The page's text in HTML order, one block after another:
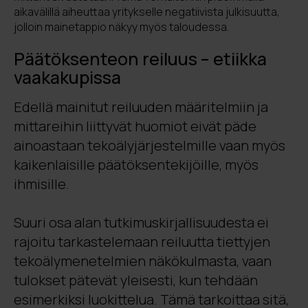
aikavälillä aiheuttaa yritykselle negatiivista julkisuutta,
jolloin mainetappio näkyy myös taloudessa.
Päätöksenteon reiluus – etiikka
vaakakupissa
Edellä mainitut reiluuden määritelmiin ja
mittareihin liittyvät huomiot eivät päde
ainoastaan tekoälyjärjestelmille vaan myös
kaikenlaisille päätöksentekijöille, myös
ihmisille.
Suuri osa alan tutkimuskirjallisuudesta ei
rajoitu tarkastelemaan reiluutta tiettyjen
tekoälymenetelmien näkökulmasta, vaan
tulokset pätevät yleisesti, kun tehdään
esimerkiksi luokittelua. Tämä tarkoittaa sitä,